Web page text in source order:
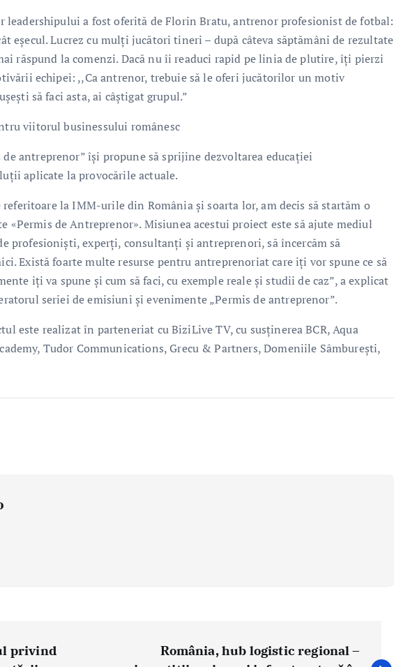
leadershipului a fost oferită de Florin Bratu, antrenor profesionist de fotbal:
eșecul. Lucrez cu mulți jucători tineri – după câteva săptămâni de rezultate
răspund la comenzi. Dacă nu îi readuci rapid pe linia de plutire, îți pierzi
echipei: ,,Ca antrenor, trebuie să le oferi jucătorilor un motiv
să faci asta, ai câștigat grupul.”
viitorul businessului românesc
antreprenor” își propune să sprijine dezvoltarea educației
aplicate la provocările actuale.
la IMM-urile din România şi soarta lor, am decis să startăm o
«Permis de Antreprenor». Misiunea acestui proiect este să ajute mediul
profesionişti, experţi, consultanţi şi antreprenori, să încercăm să
Există foarte multe resurse pentru antreprenoriat care iţi vor spune ce să
iţi va spune şi cum să faci, cu exemple reale şi studii de caz”, a explicat
seriei de emisiuni și evenimente „Permis de antreprenor”.
este realizat în parteneriat cu BiziLive TV, cu susținerea BCR, Aqua
Tudor Communications, Grecu & Partners, Domeniile Sâmburești,
privind
România, hub logistic regional –